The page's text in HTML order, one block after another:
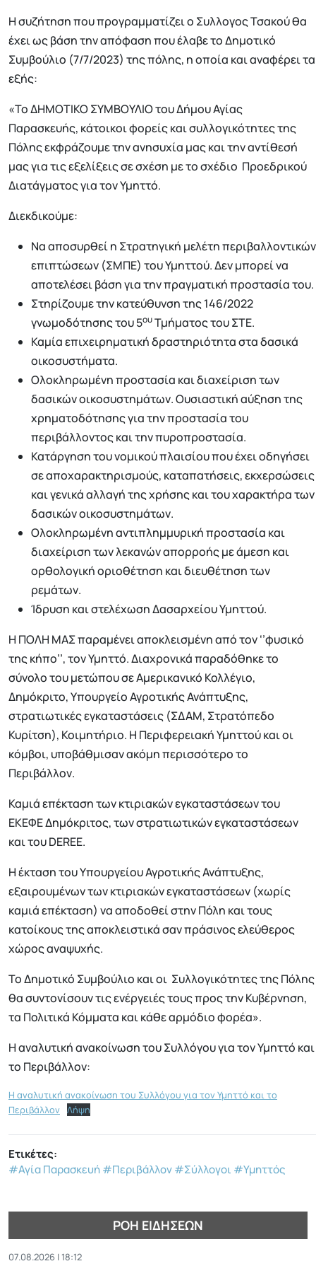
Η συζήτηση που προγραμματίζει ο Συλλογος Τσακού θα
έχει ως βάση την απόφαση που έλαβε το Δημοτικό
Συμβούλιο (7/7/2023) της πόλης, η οποία και αναφέρει τα
εξής:
«Το ΔΗΜΟΤΙΚΟ ΣΥΜΒΟΥΛΙΟ του Δήμου Αγίας
Παρασκευής, κάτοικοι φορείς και συλλογικότητες της
Πόλης εκφράζουμε την ανησυχία μας και την αντίθεσή
μας για τις εξελίξεις σε σχέση με το σχέδιο Προεδρικού
Διατάγματος για τον Υμηττό.
Διεκδικούμε:
Να αποσυρθεί η Στρατηγική μελέτη περιβαλλοντικών
επιπτώσεων (ΣΜΠΕ) του Υμηττού. Δεν μπορεί να
αποτελέσει βάση για την πραγματική προστασία του.
Στηρίζουμε την κατεύθυνση της 146/2022
γνωμοδότησης του 5ουΤμήματος του ΣΤΕ.
Καμία επιχειρηματική δραστηριότητα στα δασικά
οικοσυστήματα.
Ολοκληρωμένη προστασία και διαχείριση των
δασικών οικοσυστημάτων. Ουσιαστική αύξηση της
χρηματοδότησης για την προστασία του
περιβάλλοντος και την πυροπροστασία.
Κατάργηση του νομικού πλαισίου που έχει οδηγήσει
σε αποχαρακτηρισμούς, καταπατήσεις, εκχερσώσεις
και γενικά αλλαγή της χρήσης και του χαρακτήρα των
δασικών οικοσυστημάτων.
Ολοκληρωμένη αντιπλημμυρική προστασία και
διαχείριση των λεκανών απορροής με άμεση και
ορθολογική οριοθέτηση και διευθέτηση των
ρεμάτων.
Ίδρυση και στελέχωση Δασαρχείου Υμηττού.
Η ΠΟΛΗ ΜΑΣ παραμένει αποκλεισμένη από τον ‘’φυσικό
της κήπο’’, τον Υμηττό. Διαχρονικά παραδόθηκε το
σύνολο του μετώπου σε Αμερικανικό Κολλέγιο,
Δημόκριτο, Υπουργείο Αγροτικής Ανάπτυξης,
στρατιωτικές εγκαταστάσεις (ΣΔΑΜ, Στρατόπεδο
Κυρίτση), Κοιμητήριο. Η Περιφερειακή Υμηττού και οι
κόμβοι, υποβάθμισαν ακόμη περισσότερο το
Περιβάλλον.
Καμιά επέκταση των κτιριακών εγκαταστάσεων του
ΕΚΕΦΕ Δημόκριτος, των στρατιωτικών εγκαταστάσεων
και του DEREE.
Η έκταση του Υπουργείου Αγροτικής Ανάπτυξης,
εξαιρουμένων των κτιριακών εγκαταστάσεων (χωρίς
καμιά επέκταση) να αποδοθεί στην Πόλη και τους
κατοίκους της αποκλειστικά σαν πράσινος ελεύθερος
χώρος αναψυχής.
Το Δημοτικό Συμβούλιο και οι Συλλογικότητες της Πόλης
θα συντονίσουν τις ενέργειές τους προς την Κυβέρνηση,
τα Πολιτικά Κόμματα και κάθε αρμόδιο φορέα».
Η αναλυτική ανακοίνωση του Συλλόγου για τον Υμηττό και
το Περιβάλλον:
Η αναλυτική ανακοίνωση του Συλλόγου για τον Υμηττό και το
Περιβάλλον Λήψη
Ετικέτες:
#Αγία Παρασκευή#Περιβάλλον#Σύλλογοι #Υμηττός
ΡΟΉ ΕΙΔΉΣΕΩΝ
07.08.2026 | 18:12